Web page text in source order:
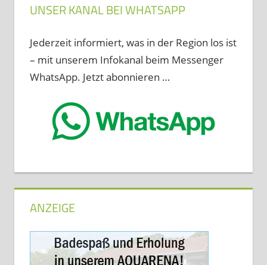
UNSER KANAL BEI WHATSAPP
Jederzeit informiert, was in der Region los ist
– mit unserem Infokanal beim Messenger
WhatsApp. Jetzt abonnieren …
ANZEIGE